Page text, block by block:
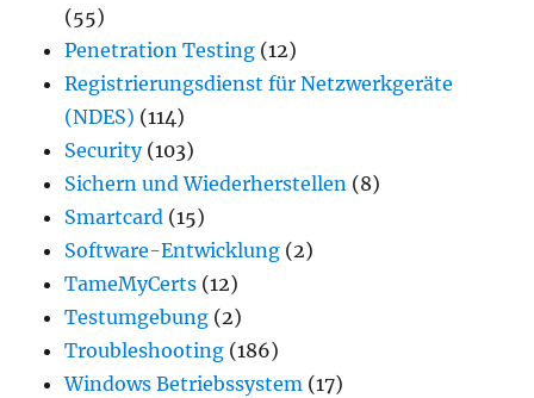
(55)
Penetration Testing (12)
Registrierungsdienst für Netzwerkgeräte
(NDES) (114)
Security(103)
Sichern und Wiederherstellen (8)
Smartcard (15)
Software-Entwicklung (2)
TameMyCerts (12)
Testumgebung (2)
Troubleshooting (186)
Windows Betriebssystem (17)